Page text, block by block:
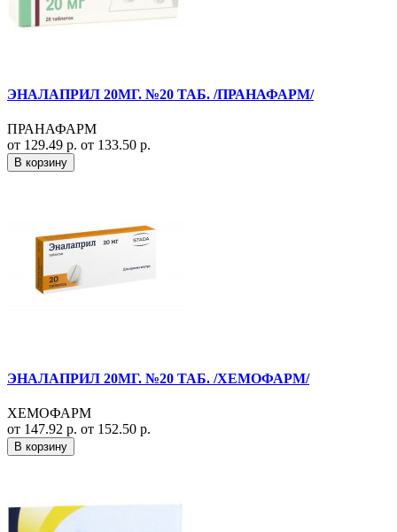
ЭНАЛАПРИЛ 20МГ. №20 ТАБ. /ПРАНАФАРМ/
ПРАНАФАРМ
от 129.49 р. от 133.50 р.
В корзину
ЭНАЛАПРИЛ 20МГ. №20 ТАБ. /ХЕМОФАРМ/
ХЕМОФАРМ
от 147.92 р. от 152.50 р.
В корзину